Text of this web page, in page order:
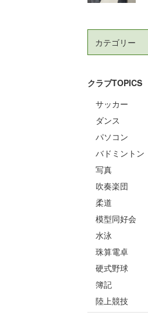
カテゴリー
クラブTOPICS
サッカー
ダンス
パソコン
バドミントン
写真
吹奏楽団
柔道
模型同好会
水泳
珠算電卓
硬式野球
簿記
陸上競技